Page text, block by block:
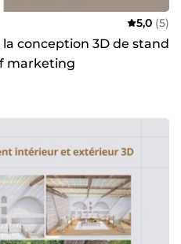
5,0 (5)
conception 3D de stand
marketing